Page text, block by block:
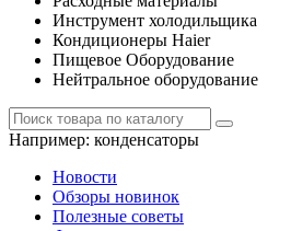
Инструмент холодильщика
Кондиционеры Haier
Пищевое Оборудование
Нейтральное оборудование
Например: конденсаторы
Новости
Обзоры новинок
Полезные советы